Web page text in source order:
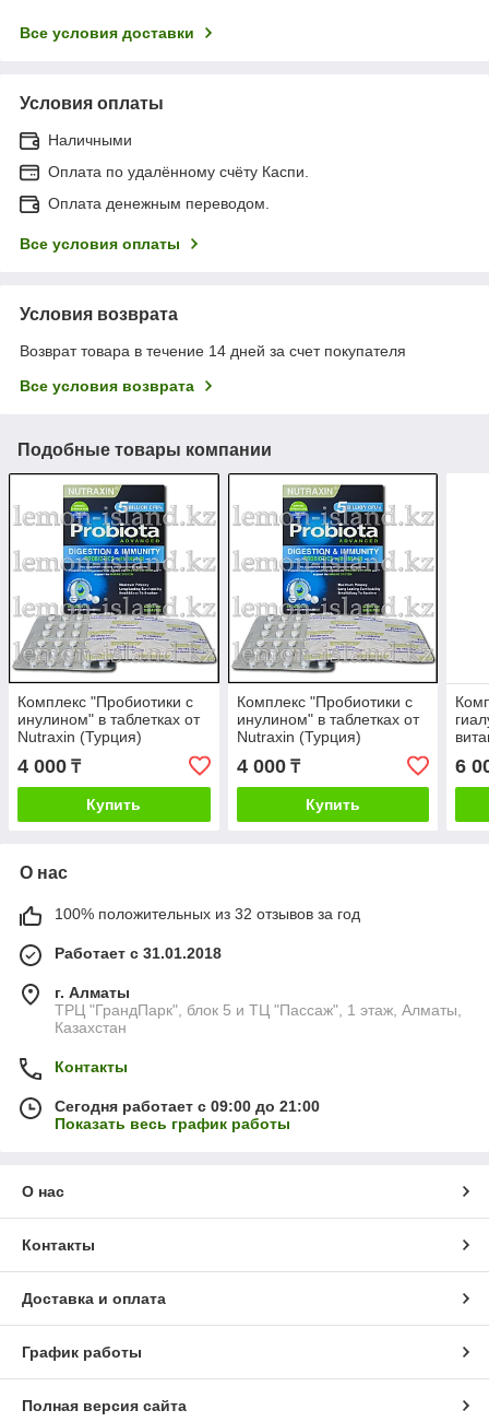
Все условия доставки
Условия оплаты
Наличными
Оплата по удалённому счёту Каспи.
Оплата денежным переводом.
Все условия оплаты
Условия возврата
Возврат товара в течение 14 дней за счет покупателя
Все условия возврата
Подобные товары компании
Комплекс "Пробиотики с
инулином" в таблетках от
Nutraxin (Турция)
4 000 ₸
Купить
Комплекс "Пробиотики с
инулином" в таблетках от
Nutraxin (Турция)
4 000₸
Купить
6
О нас
100% положительных из 32 отзывов за год
Работает с 31.01.2018
г. Алматы
ТРЦ "ГрандПарк", блок 5 и ТЦ "Пассаж", 1 этаж, Алматы,
Казахстан
Контакты
Сегодня работает с 09:00 до 21:00
Показать весь график работы
О нас
Контакты
Доставка и оплата
График работы
Полная версия сайта